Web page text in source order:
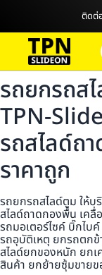
ติดต่
รถยกรถส
TPN-
รถสไลด์ถ
ราคาถูก
รถยกรถสไลด์ตูม ให้บ
สไลด์ถาดกองพื้น เค
รถมอเตอร์ไซค์ บิ๊กไบ
รถอุบัติเหตุ ยกรถตก
สไลด์ยกของหนัก ยก
สินค้า ยกย้ายซุ้มขายข